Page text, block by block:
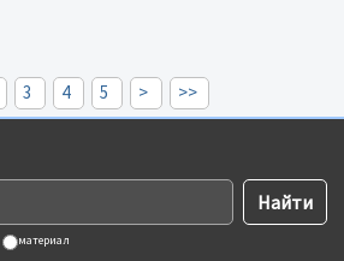
3 4 5 > >>
материал